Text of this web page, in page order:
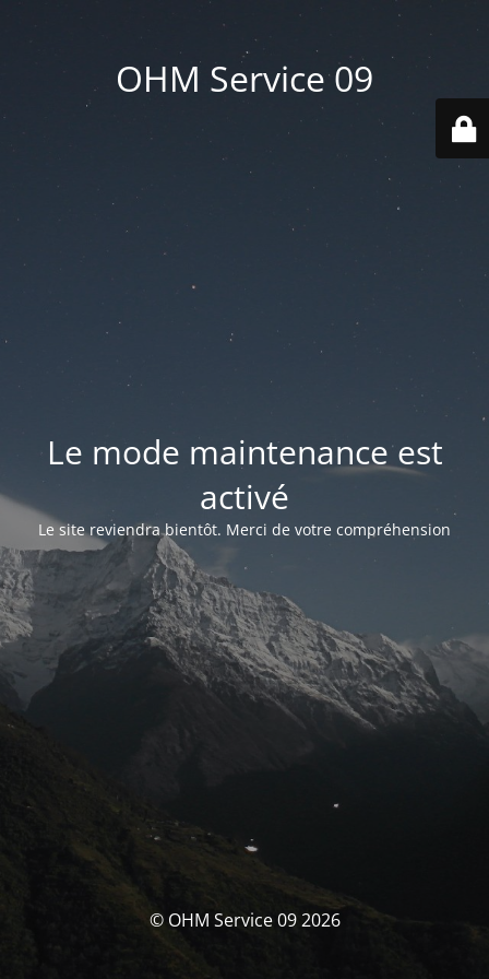
OHM Service 09
Le mode maintenance est
activé
Le site reviendra bientôt. Merci de votre compréhension
© OHM Service 09 2026